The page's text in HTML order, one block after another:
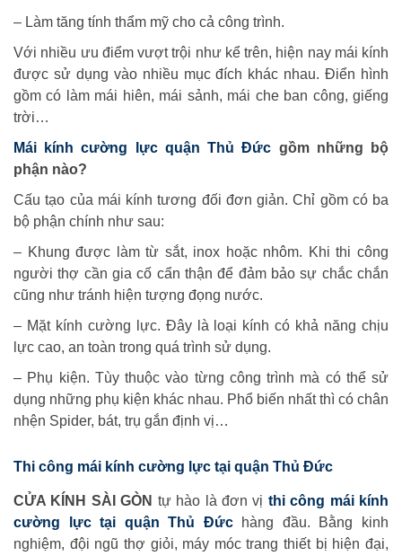
– Làm tăng tính thẩm mỹ cho cả công trình.
Với nhiều ưu điểm vượt trội như kể trên, hiện nay mái kính
được sử dụng vào nhiều mục đích khác nhau. Điển hình
gồm có làm mái hiên, mái sảnh, mái che ban công, giếng
trời…
Mái kính cường lực quận Thủ Đức gồm những bộ
phận nào?
Cấu tạo của mái kính tương đối đơn giản. Chỉ gồm có ba
bộ phận chính như sau:
– Khung được làm từ sắt, inox hoặc nhôm. Khi thi công
người thợ cần gia cố cẩn thận để đảm bảo sự chắc chắn
cũng như tránh hiện tượng đọng nước.
– Mặt kính cường lực. Đây là loại kính có khả năng chịu
lực cao, an toàn trong quá trình sử dụng.
– Phụ kiện. Tùy thuộc vào từng công trình mà có thể sử
dụng những phụ kiện khác nhau. Phổ biến nhất thì có chân
nhện Spider, bát, trụ gắn định vị…
Thi công mái kính cường lực tại quận Thủ Đức
CỬA KÍNH SÀI GÒN tự hào là đơn vị thi công mái kính
cường lực tại quận Thủ Đức
hàng đầu. Bằng kinh
nghiệm, đội ngũ thợ giỏi, máy móc trang thiết bị hiện đại,